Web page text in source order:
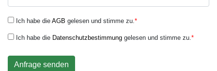
Ich habe die AGB gelesen und stimme zu.*
Ich habe die Datenschutzbestimmung gelesen und stimme zu.*
Anfrage senden